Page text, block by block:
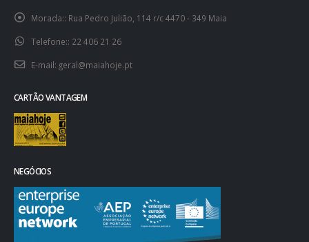
Morada:: Rua Pedro Julião, 114 r/c 4470 - 349 Maia
Telefone:: 22 406 21 26
E-mail: geral@maiahoje.pt
CARTÃO VANTAGEM
NEGÓCIOS